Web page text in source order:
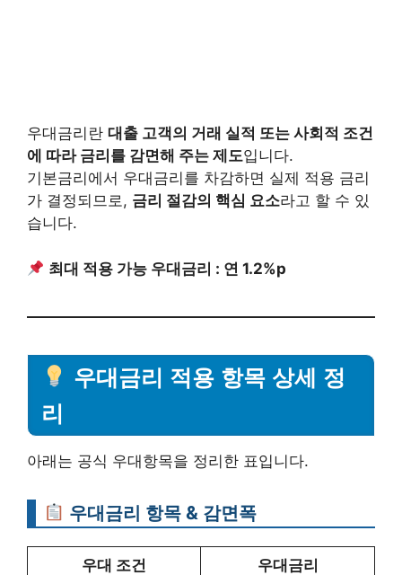
우대금리란 대출 고객의 거래 실적 또는 사회적 조건
에 따라 금리를 감면해 주는 제도입니다.
기본금리에서 우대금리를 차감하면 실제 적용 금리
가 결정되므로, 금리 절감의 핵심 요소라고 할 수 있
습니다.
최대 적용 가능 우대금리 : 연 1.2%p
우대금리 적용 항목 상세 정
리
아래는 공식 우대항목을 정리한 표입니다.
우대금리 항목 & 감면폭
우대 조건 우대금리